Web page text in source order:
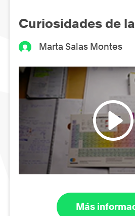
Curiosidades de
Marta Salas Montes
Más